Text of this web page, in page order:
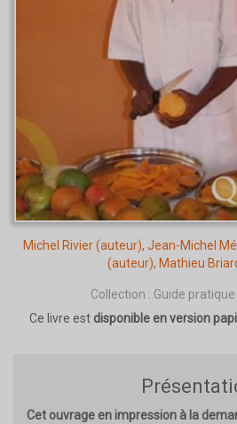
Michel Rivier(auteur), Jean-Michel
(auteur), Mathieu
Collection : Guide pratique
Ce livre est disponible en version
Cet ouvrage en impression à la